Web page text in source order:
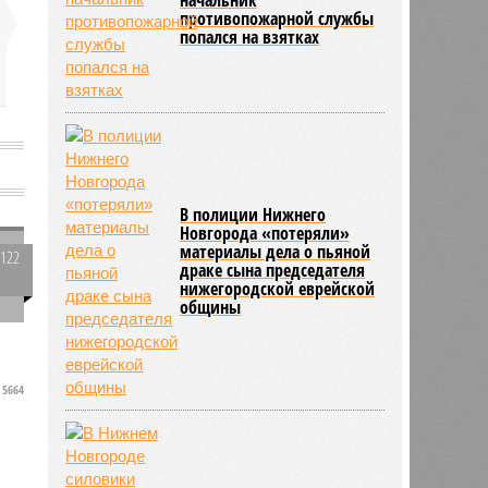
5664
противопожарной службы
попался на взятках
В полиции Нижнего
Новгорода «потеряли»
материалы дела о пьяной
драке сына председателя
нижегородской еврейской
общины